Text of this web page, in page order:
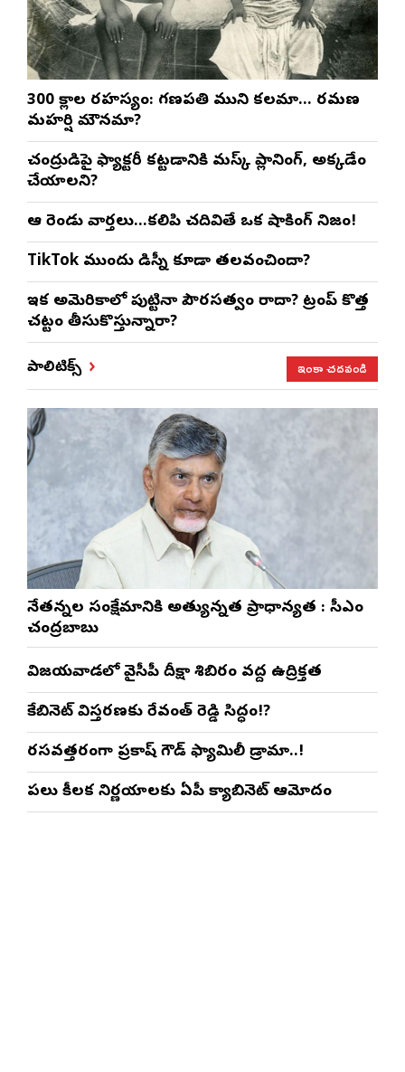
300 శ్లోకాల రహస్యం: గణపతి ముని కలమా… రమణ
మహర్షి మౌనమా?
చంద్రుడిపై ఫ్యాక్టరీ కట్టడానికి మస్క్ ప్లానింగ్, అక్కడేం
చేయాలని?
ఆ రెండు వార్తలు…కలిపి చదివితే ఒక షాకింగ్ నిజం!
TikTok ముందు డిస్నీ కూడా తలవంచిందా?
ఇక అమెరికాలో పుట్టినా పౌరసత్వం రాదా? ట్రంప్ కొత్త
చట్టం తీసుకొస్తున్నారా?
పాలిటిక్స్ ఇంకా చదవండి
నేతన్నల సంక్షేమానికి అత్యున్నత ప్రాధాన్యత : సీఎం
చంద్రబాబు
విజయవాడలో వైసీపీ దీక్షా శిబిరం వద్ద ఉద్రిక్తత
కేబినెట్ విస్తరణకు రేవంత్ రెడ్డి సిద్ధం!?
రసవత్తరంగా ప్రకాష్ గౌడ్ ఫ్యామిలీ డ్రామా..!
పలు కీలక నిర్ణయాలకు ఏపీ క్యాబినెట్ ఆమోదం